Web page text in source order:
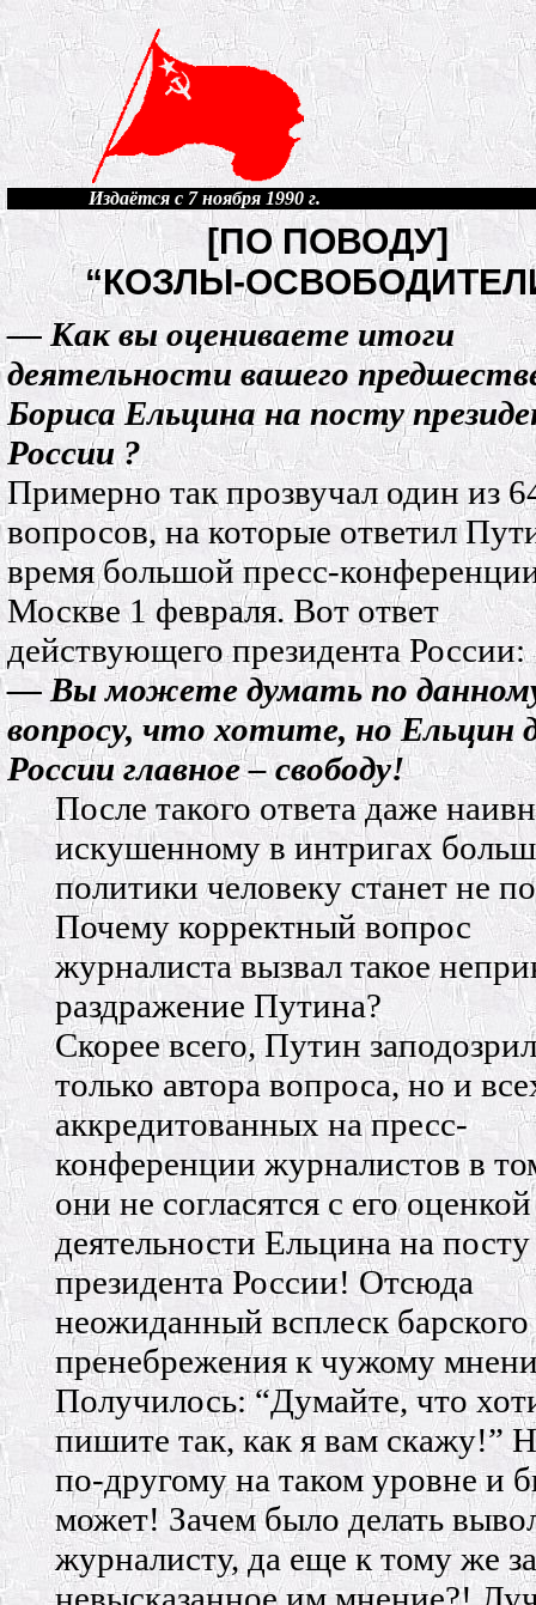
Издаётся с 7 ноября 1990 г.
[ПО ПОВОДУ]
“КОЗЛЫ-
— Как вы оцениваете итоги
деятельности вашего
Бориса Ельцина на посту
России ?
Примерно так прозвучал один из
вопросов, на которые ответил
время большой пресс-
Москве 1 февраля. Вот ответ
действующего президента России:
— Вы можете думать по
вопросу, что хотите, но Ельцин
России главное – свободу!
После такого ответа даже
искушенному в интригах
политики человеку станет не
Почему корректный вопрос
журналиста вызвал такое
раздражение Путина?
Скорее всего, Путин
только автора вопроса, но и
аккредитованных на пресс-
конференции журналистов в
они не согласятся с его оценкой
деятельности Ельцина на посту
президента России! Отсюда
неожиданный всплеск барского
пренебрежения к чужому
Получилось: “Думайте, что
пишите так, как я вам скажу!”
по-другому на таком уровне и
может! Зачем было делать
журналисту, да еще к тому же за